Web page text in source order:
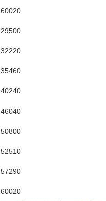
60020
29500
32220
35460
40240
46040
50800
52510
57290
60020